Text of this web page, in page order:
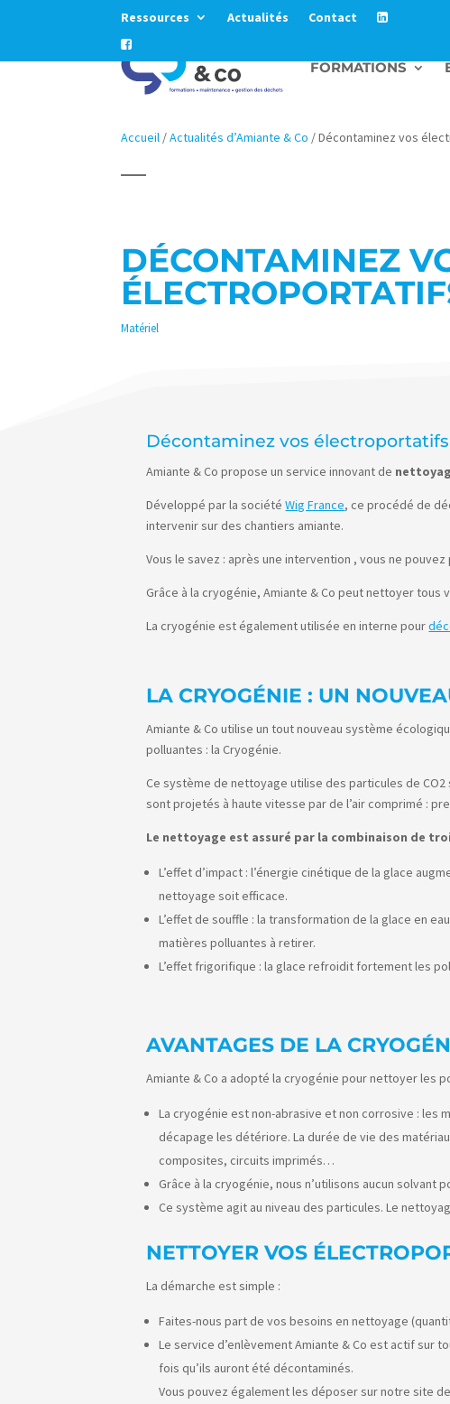
Ressources Actualités Contact
FORMATIONS
Accueil /Actualités d’Amiante & Co /Décontaminez vos
DÉCONTAMINEZ
Matériel
Décontaminez vos électroportatifs
Amiante & Co propose un service innovant de
Développé par la sociétéWig France, ce procédé de
intervenir sur des chantiers amiante.
Vous le savez : après une intervention , vous ne
Grâce à la cryogénie, Amiante & Co peut nettoyer
La cryogénie est également utilisée en interne pour
LA CRYOGÉNIE : UN
Amiante & Co utilise un tout nouveau système
polluantes : la Cryogénie.
Ce système de nettoyage utilise des particules de
sont projetés à haute vitesse par de l’air comprimé :
Le nettoyage est assuré par la combinaison de
L’effet d’impact : l’énergie cinétique de la glace
nettoyage soit efficace.
L’effet de souffle : la transformation de la glace en
matières polluantes à retirer.
L’effet frigorifique : la glace refroidit fortement les
AVANTAGES DE LA
Amiante & Co a adopté la cryogénie pour nettoyer les
La cryogénie est non-abrasive et non corrosive : les
décapage les détériore. La durée de vie des
composites, circuits imprimés…
Grâce à la cryogénie, nous n’utilisons aucun
Ce système agit au niveau des particules. Le
NETTOYER VOS
La démarche est simple :
Faites-nous part de vos besoins en nettoyage
Le service d’enlèvement Amiante & Co est actif sur
fois qu’ils auront été décontaminés.
Vous pouvez également les déposer sur notre site